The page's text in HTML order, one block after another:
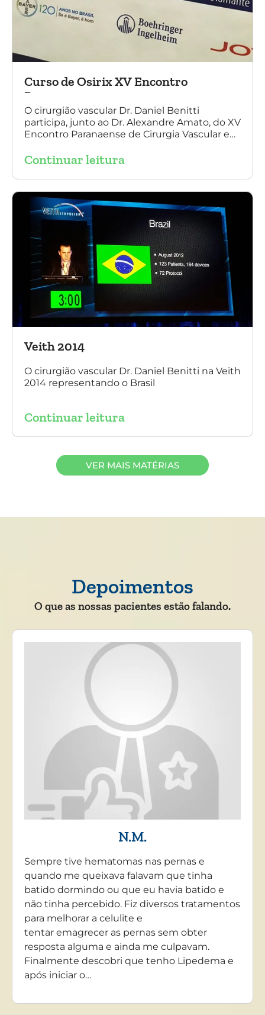
Curso de Osirix XV Encontro
Paranaense
O cirurgião vascular Dr. Daniel Benitti
participa, junto ao Dr. Alexandre Amato, do XV
Encontro Paranaense de Cirurgia Vascular e
Continuar leitura
Veith 2014
O cirurgião vascular Dr. Daniel Benitti na Veith
2014 representando o Brasil
Continuar leitura
VER MAIS MATÉRIAS
Depoimentos
O que as nossas pacientes estão falando.
N.M.
Sempre tive hematomas nas pernas e
quando me queixava falavam que tinha
batido dormindo ou que eu havia batido e
não tinha percebido. Fiz diversos tratamentos
para melhorar a celulite e
tentar emagrecer as pernas sem obter
resposta alguma e ainda me culpavam.
Finalmente descobri que tenho Lipedema e
após iniciar o…